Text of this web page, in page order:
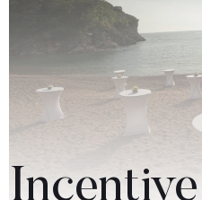
Incentive